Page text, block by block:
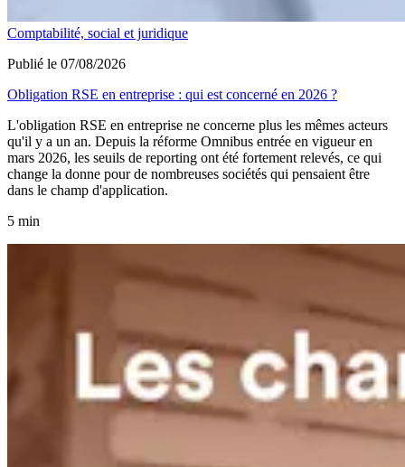
Comptabilité, social et juridique
Publié le 07/08/2026
Obligation RSE en entreprise : qui est concerné en 2026 ?
L'obligation RSE en entreprise ne concerne plus les mêmes acteurs
qu'il y a un an. Depuis la réforme Omnibus entrée en vigueur en
mars 2026, les seuils de reporting ont été fortement relevés, ce qui
change la donne pour de nombreuses sociétés qui pensaient être
dans le champ d'application.
5 min